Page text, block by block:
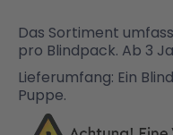
Elektronische
Kreativ
Jurassic World™
Harry Potter™
Fun Stars
Heroes
Das Sortiment
pro Blindpack. Ab 3
Lieferumfang: Ein
Puppe.